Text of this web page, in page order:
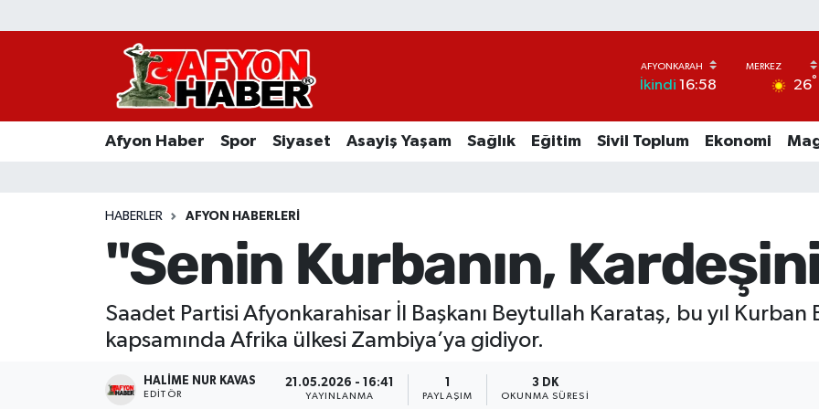
İkindi 16:58 26°
Afyon Haber Spor Siyaset Asayiş Yaşam Sağlık Eğitim Sivil Toplum Ekonomi
HABERLER AFYON HABERLERI
"Senin Kurbanın,
Saadet Partisi Afyonkarahisar İl Başkanı Beytullah Karataş, bu yıl Kurban
kapsamında Afrika ülkesi Zambiya’ya gidiyor.
HALIME NUR KAVAS
EDITÖR
21.05.2026 - 16:41
YAYINLANMA PAYLAŞIM
3 DK
OKUNMA SÜRESI
Afyon Haber
Asayiş Yaşam
Sivil Toplum
Ekonomi